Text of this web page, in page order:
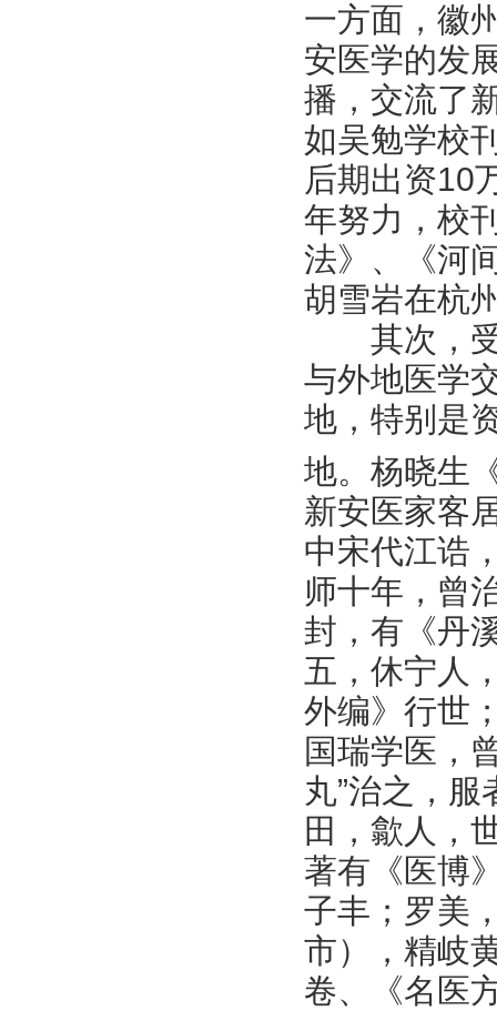
一方面，徽
安医学的发
播，交流了
如吴勉学校
后期出资10
年努力，校
法》、《河
胡雪岩在杭
其次，受
与外地医学
地，特别是
地。杨晓生
新安医家客
中宋代江诰
师十年，曾
封，有《丹
五，休宁人
外编》行世
国瑞学医，
丸”治之，
田，歙人，
著有《医博
子丰；罗美
市），精岐
卷、《名医